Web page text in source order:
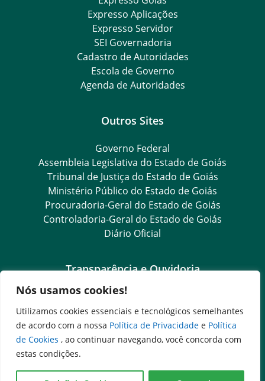
Nós usamos cookies!
Utilizamos cookies essenciais e tecnológicos semelhantes
de acordo com a nossa Política de Privacidade e Política
de Cookies , ao continuar navegando, você concorda com
estas condições.
Expresso Aplicações
Expresso Servidor
SEI Governadoria
Cadastro de Autoridades
Escola de Governo
Agenda de Autoridades
Outros Sites
Governo Federal
Assembleia Legislativa do Estado de Goiás
Tribunal de Justiça do Estado de Goiás
Ministério Público do Estado de Goiás
Procuradoria-Geral do Estado de Goiás
Controladoria-Geral do Estado de Goiás
Diário Oficial
Transparência e Ouvidoria
LGPD
Goiás Transparência
Dados Abertos Goiás
e-SIC
SIC – Serviço de Informação ao Cidadão
Ouvidoria Setorial (Expresso)